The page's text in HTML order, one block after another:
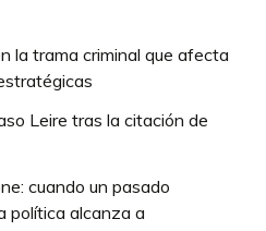
la trama criminal que afecta
Leire tras la citación de
cuando un pasado
política alcanza a